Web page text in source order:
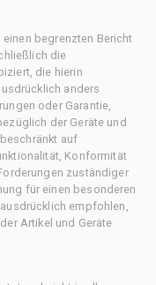
begrenzten Bericht
die
die hierin
anders
oder Garantie,
der Geräte und
auf
Konformität
zuständiger
für einen besonderen
empfohlen,
Artikel und Geräte